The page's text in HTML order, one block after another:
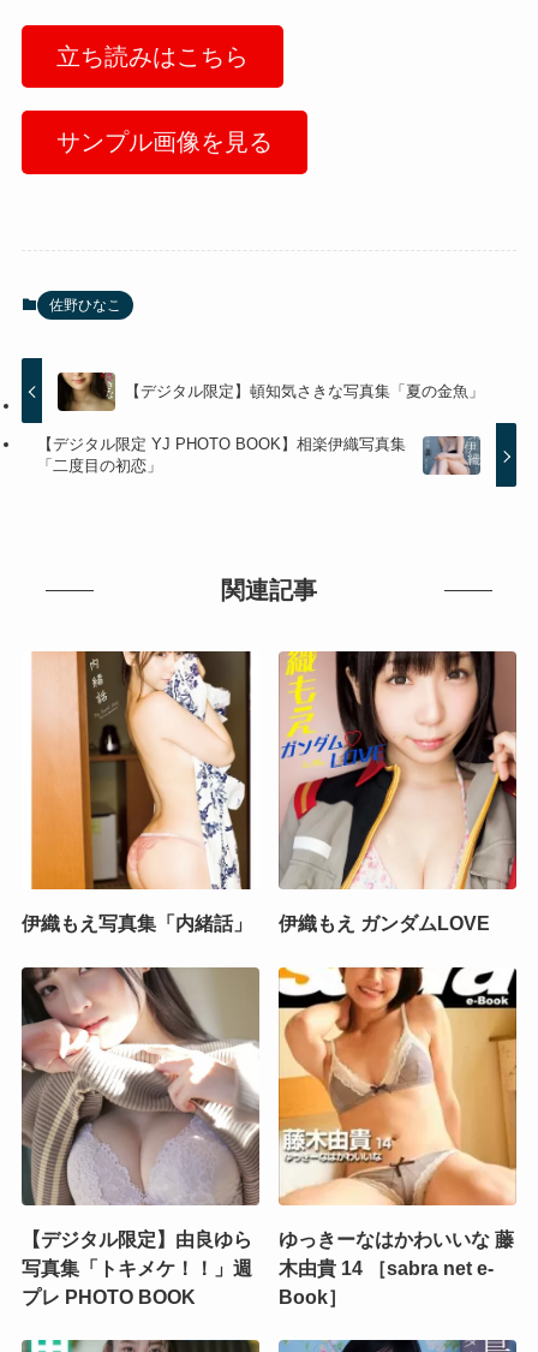
立ち読みはこちら
サンプル画像を見る
佐野ひなこ
【デジタル限定】頓知気さきな写真集「夏の金魚」
【デジタル限定 YJ PHOTO BOOK】相楽伊織写真集
「二度目の初恋」
関連記事
伊織もえ写真集「内緒話」 伊織もえ ガンダムLOVE
【デジタル限定】由良ゆら
写真集「トキメケ！！」週
プレ PHOTO BOOK
ゆっきーなはかわいいな 藤
木由貴 14 ［sabra net e-
Book］